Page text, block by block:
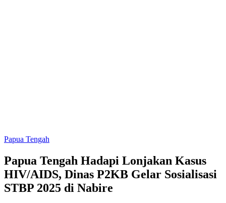
Papua Tengah
Papua Tengah Hadapi Lonjakan Kasus
HIV/AIDS, Dinas P2KB Gelar Sosialisasi
STBP 2025 di Nabire